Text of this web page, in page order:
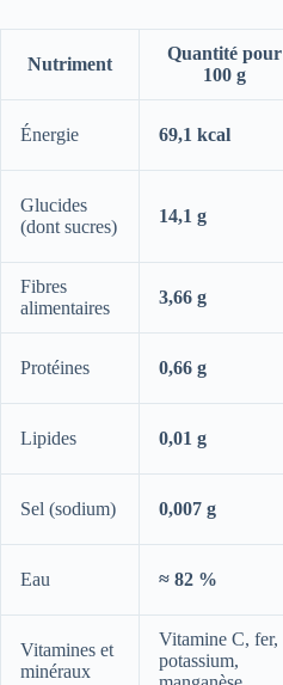
Nutriment
Quantité pour
100 g
Énergie 69,1 kcal
Glucides
(dont sucres)
14,1 g
Fibres
alimentaires
3,66 g
Protéines 0,66 g
Lipides 0,01 g
Sel (sodium) 0,007 g
Eau ≈ 82 %
Vitamines et
minéraux
Vitamine C, fer,
potassium,